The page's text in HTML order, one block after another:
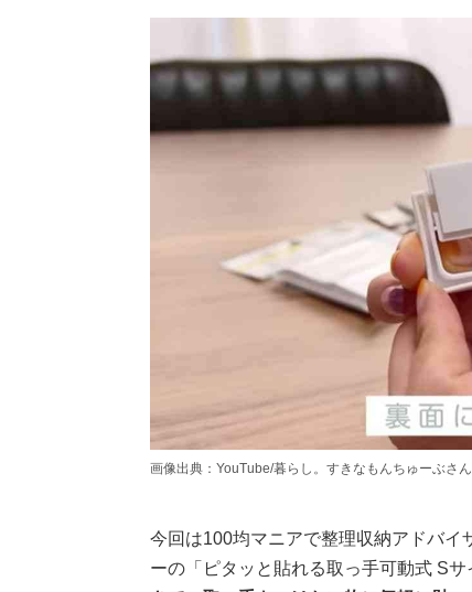
画像出典：YouTube/暮らし。すきなもんちゅーぶさ
今回は100均マニアで整理収納アドバイ
ーの「ピタッと貼れる取っ手可動式 S